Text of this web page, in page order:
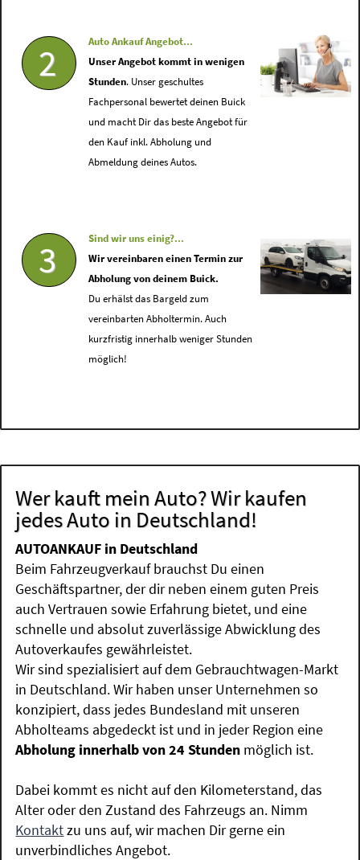
2
Auto Ankauf Angebot...
Unser Angebot kommt in wenigen
Stunden. Unser geschultes
Fachpersonal bewertet deinen Buick
und macht Dir das beste Angebot für
den Kauf inkl. Abholung und
Abmeldung deines Autos.
3
Sind wir uns einig?...
Wir vereinbaren einen Termin zur
Abholung von deinem Buick.
Du erhälst das Bargeld zum
vereinbarten Abholtermin. Auch
kurzfristig innerhalb weniger Stunden
möglich!
Wer kauft mein Auto? Wir kaufen
jedes Auto in Deutschland!
AUTOANKAUF in Deutschland
Beim Fahrzeugverkauf brauchst Du einen
Geschäftspartner, der dir neben einem guten Preis
auch Vertrauen sowie Erfahrung bietet, und eine
schnelle und absolut zuverlässige Abwicklung des
Autoverkaufes gewährleistet.
Wir sind spezialisiert auf dem Gebrauchtwagen-Markt
in Deutschland. Wir haben unser Unternehmen so
konzipiert, dass jedes Bundesland mit unseren
Abholteams abgedeckt ist und in jeder Region eine
Abholung innerhalb von 24 Stunden möglich ist.
Dabei kommt es nicht auf den Kilometerstand, das
Alter oder den Zustand des Fahrzeugs an. Nimm
Kontaktzu uns auf, wir machen Dir gerne ein
unverbindliches Angebot.